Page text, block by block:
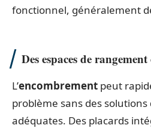
fonctionnel, généralement
Des espaces de
L’encombrement peut
problème sans des
adéquates. Des placards